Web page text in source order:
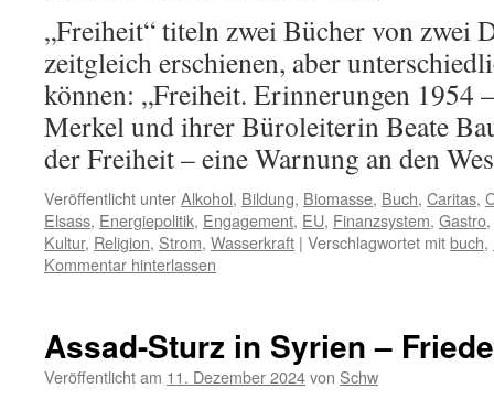
„Freiheit“ titeln zwei Bücher von zwei
zeitgleich erschienen, aber
können: „Freiheit. Erinnerungen 1954
Merkel und ihrer Büroleiterin Beate
der Freiheit – eine Warnung an den
Veröffentlicht unterAlkohol, Bildung, Biomasse, Buch, Caritas,
Elsass, Energiepolitik, Engagement, EU, Finanzsystem, Gastro,
Kultur, Religion, Strom, Wasserkraft | Verschlagwortet mitbuch,
Kommentar hinterlassen
Assad-Sturz in Syrien –
Veröffentlicht am 11. Dezember 2024von Schw